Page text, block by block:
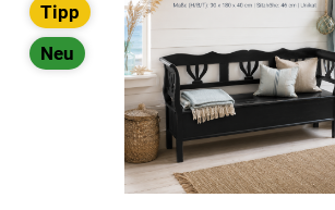
Tipp
Neu